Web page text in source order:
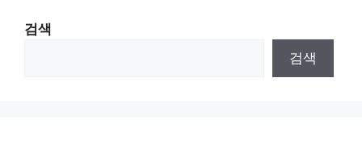
검색
검색